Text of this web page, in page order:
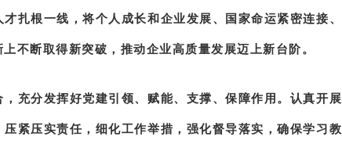
扎根一线，将个人成长和企业发展、国家命运紧密连接、
不断取得新突破，推动企业高质量发展迈上新台阶。
充分发挥好党建引领、赋能、支撑、保障作用。认真开展
紧压实责任，细化工作举措，强化督导落实，确保学习教